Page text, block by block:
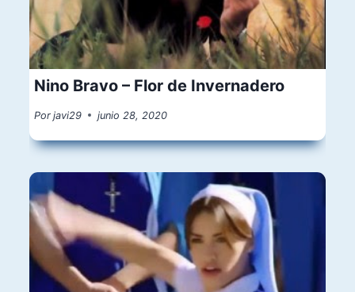
Nino Bravo – Flor de Invernadero
Por javi29 junio 28, 2020